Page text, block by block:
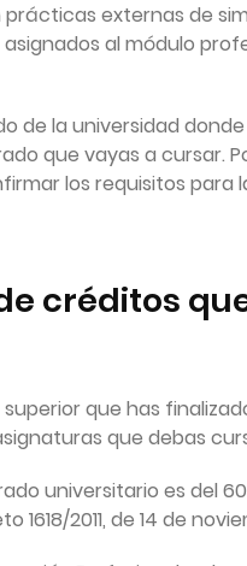
externas de
al módulo
de la universidad
que vayas a cursar.
los requisitos para
créditos
que has
que debas
universitario es del
2011, de 14 de